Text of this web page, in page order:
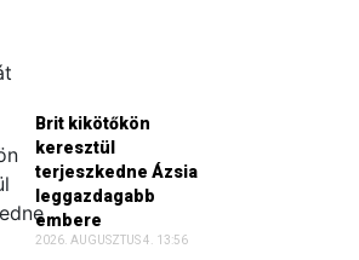
Brit kikötőkön
keresztül
terjeszkedne Ázsia
leggazdagabb
embere
2026. AUGUSZTUS 4. 13:56